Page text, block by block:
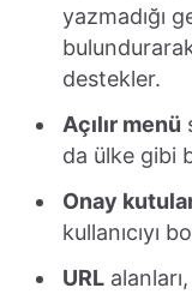
yazmadığı
destekler.
Açılır menü
da ülke gibi
Onay
kullanıcıyı
URL